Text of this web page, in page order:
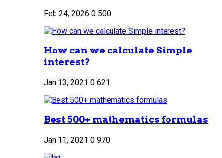
Feb 24, 2026 0 500
How can we calculate Simple
interest?
Jan 13, 2021 0 621
Best 500+ mathematics formulas
Jan 11, 2021 0 970